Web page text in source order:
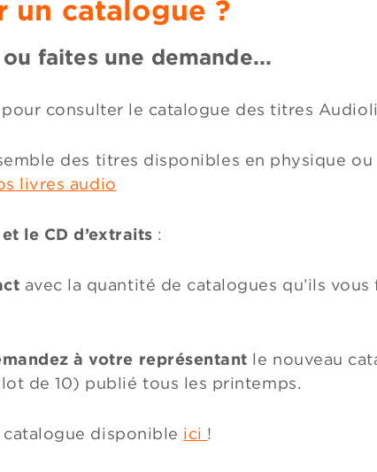
un catalogue ?
faites une demande...
consulter le catalogue des titres
des titres disponibles en physique
livres audio
le CD d’extraits :
avec la quantité de catalogues qu’ils
à votre représentant le nouveau
de 10) publié tous les printemps.
disponible ici !